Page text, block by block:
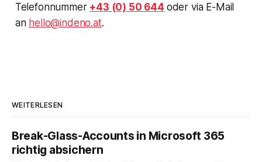
Telefonnummer +43 (0) 50 644 oder via E-Mail
an hello@indeno.at.
WEITERLESEN
Break-Glass-Accounts in Microsoft 365
richtig absichern